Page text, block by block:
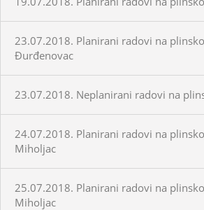
23.07.2018. Planirani radovi na
Đurđenovac
23.07.2018. Neplanirani radovi na
24.07.2018. Planirani radovi na
Miholjac
25.07.2018. Planirani radovi na
Miholjac